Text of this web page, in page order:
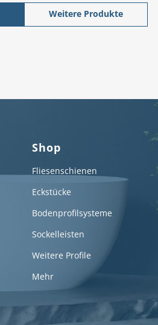
Weitere Produkte
Shop
Fliesenschienen
Eckstücke
Bodenprofilsysteme
Sockelleisten
Weitere Profile
Mehr